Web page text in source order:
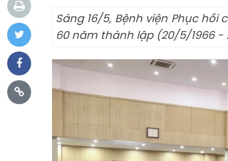
Sáng 16/5, Bệnh viện Phục
60 năm thành lập (20/5/1966 -